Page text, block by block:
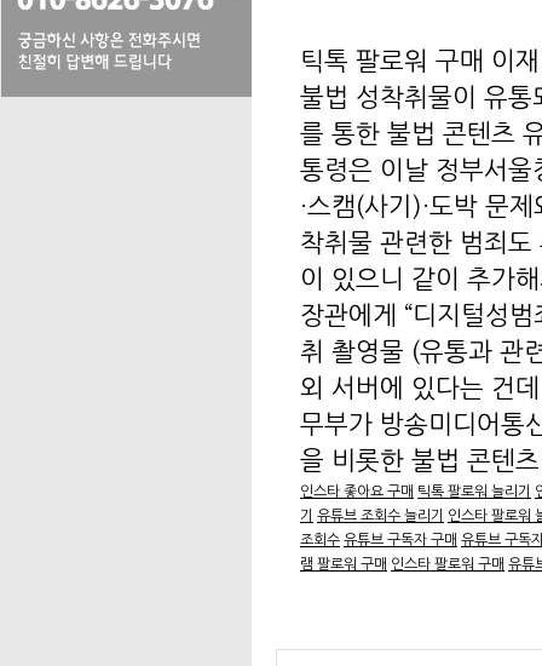
틱톡 팔로워 구매 이
불법 성착취물이 유통
를 통한 불법 콘텐츠
통령은 이날 정부서울
·스캠(사기)·도박 문
착취물 관련한 범죄도
이 있으니 같이 추가
장관에게 “디지털성
취 촬영물 (유통과 관
외 서버에 있다는 건
무부가 방송미디어통
을 비롯한 불법 콘텐
인스타 좋아요 구매 틱톡 팔로워 늘리기
기
유튜브 조회수 늘리기
인스타 팔로워
조회수 유튜브 구독자 구매 유튜브 구독
램 팔로워 구매 인스타 팔로워 구매 유튜